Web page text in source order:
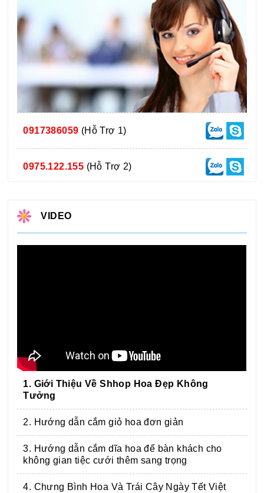
0917386059 (Hỗ Trợ 1)
0975.122.155 (Hỗ Trợ 2)
VIDEO
1. Giới Thiệu Về Shhop Hoa Đẹp Không
Tưởng
2. Hướng dẫn cắm giỏ hoa đơn giản
3. Hướng dẫn cắm dĩa hoa để bàn khách cho
không gian tiệc cưới thêm sang trọng
4. Chưng Bình Hoa Và Trái Cây Ngày Tết Việt